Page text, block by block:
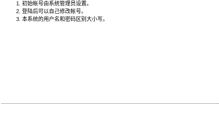
1. 初始帐号由系统管理员设置。
2. 登陆后可以自己修改帐号。
3. 本系统的用户名和密码区别大小写。